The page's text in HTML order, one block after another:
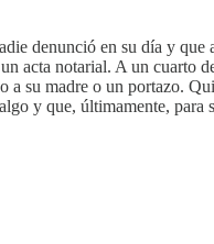
denunció en su día y
acta notarial. A un cuarto
su madre o un portazo.
y que, últimamente,